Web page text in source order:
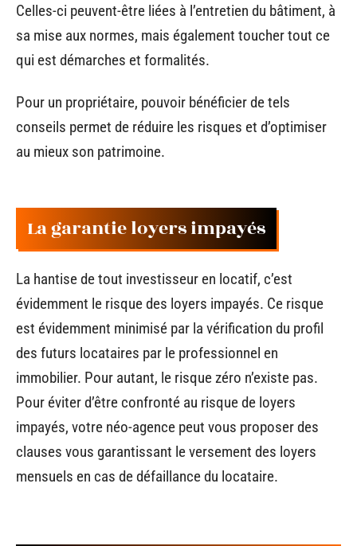
Celles-ci peuvent-être liées à l’entretien du bâtiment, à
sa mise aux normes, mais également toucher tout ce
qui est démarches et formalités.
Pour un propriétaire, pouvoir bénéficier de tels
conseils permet de réduire les risques et d’optimiser
au mieux son patrimoine.
La garantie loyers impayés
La hantise de tout investisseur en locatif, c’est
évidemment le risque des loyers impayés. Ce risque
est évidemment minimisé par la vérification du profil
des futurs locataires par le professionnel en
immobilier. Pour autant, le risque zéro n’existe pas.
Pour éviter d’être confronté au risque de loyers
impayés, votre néo-agence peut vous proposer des
clauses vous garantissant le versement des loyers
mensuels en cas de défaillance du locataire.